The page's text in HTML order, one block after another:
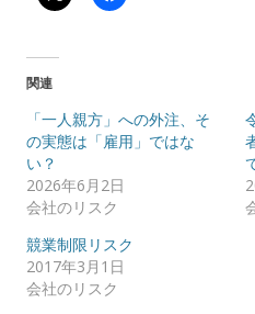
関連
「一人親方」への外注、そ
の実態は「雇用」ではな
い？
2026年6月2日
会社のリスク
競業制限リスク
2017年3月1日
会社のリスク